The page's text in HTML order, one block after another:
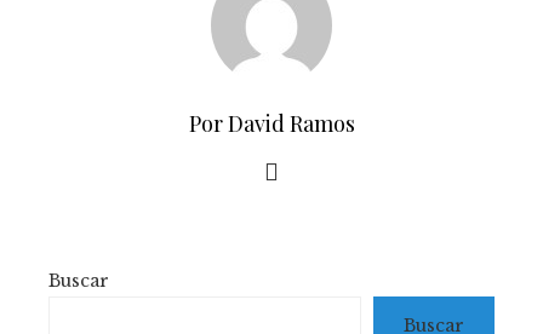
Por David Ramos
Buscar
Buscar